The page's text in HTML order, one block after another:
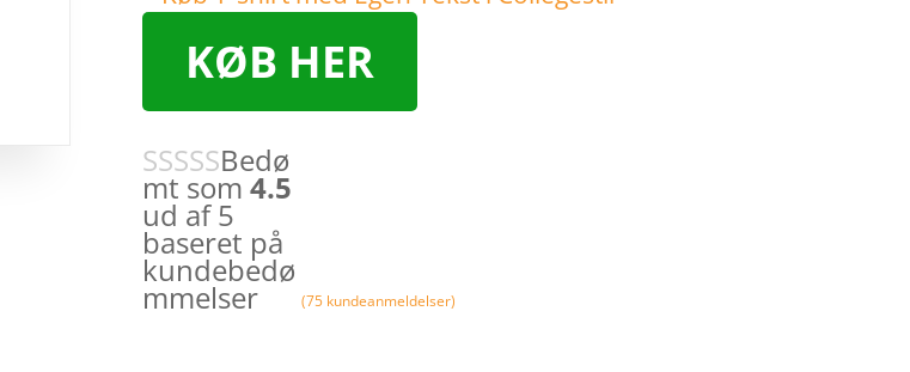
KØB HER
Bedø
mt som 4.5
ud af 5
baseret på
kundebedø
mmelser (75 kundeanmeldelser)